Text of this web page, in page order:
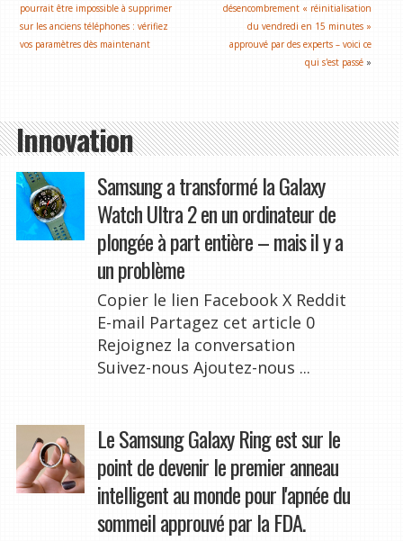
pourrait être impossible à supprimer
sur les anciens téléphones : vérifiez
vos paramètres dès maintenant
désencombrement « réinitialisation
du vendredi en 15 minutes »
approuvé par des experts – voici ce
qui s'est passé »
Innovation
Samsung a transformé la Galaxy
Watch Ultra 2 en un ordinateur de
plongée à part entière – mais il y a
un problème
Copier le lien Facebook X Reddit
E-mail Partagez cet article 0
Rejoignez la conversation
Suivez-nous Ajoutez-nous ...
Le Samsung Galaxy Ring est sur le
point de devenir le premier anneau
intelligent au monde pour l'apnée du
sommeil approuvé par la FDA.